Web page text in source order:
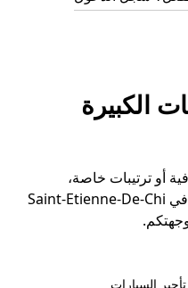
الكبيرة
أو ترتيبات خاصة،
ستساعدك خيارات المشاوير هذه في Saint-Etienne-De-Chi
تأجير السيارات